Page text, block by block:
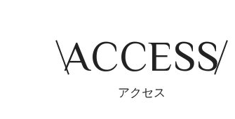
ACCESS
アクセス